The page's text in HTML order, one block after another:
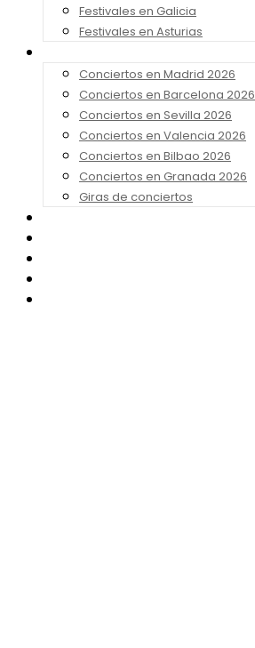
Festivales en Galicia
Festivales en Asturias
Conciertos en Madrid 2026
Conciertos en Barcelona 2026
Conciertos en Sevilla 2026
Conciertos en Valencia 2026
Conciertos en Bilbao 2026
Conciertos en Granada 2026
Giras de conciertos